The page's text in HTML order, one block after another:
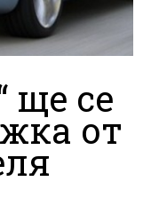
ще се
от